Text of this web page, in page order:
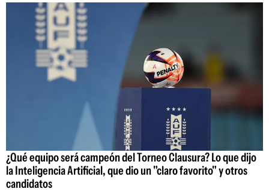
¿Qué equipo será campeón del Torneo Clausura? Lo que dijo
la Inteligencia Artificial, que dio un "claro favorito" y otros
candidatos